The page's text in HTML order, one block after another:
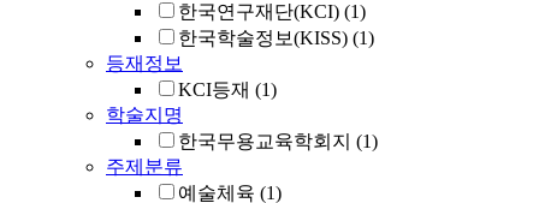
한국연구재단(KCI) (1)
한국학술정보(KISS) (1)
등재정보
KCI등재 (1)
학술지명
한국무용교육학회지 (1)
주제분류
예술체육 (1)